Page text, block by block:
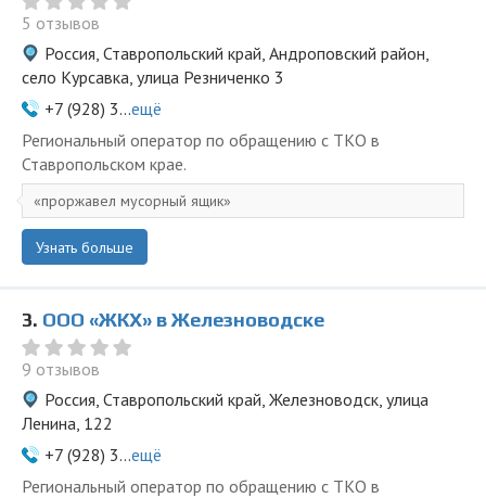
5 отзывов
Россия, Ставропольский край, Андроповский район,
село Курсавка, улица Резниченко 3
+7 (928) 3...ещё
Региональный оператор по обращению с ТКО в
Ставропольском крае.
проржавел мусорный ящик
Узнать больше
3. ООО «ЖКХ» в Железноводске
9 отзывов
Россия, Ставропольский край, Железноводск, улица
Ленина, 122
+7 (928) 3...ещё
Региональный оператор по обращению с ТКО в